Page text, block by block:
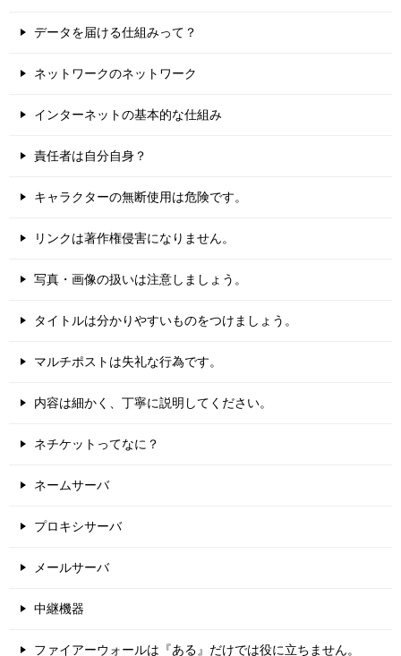
データを届ける仕組みって？
ネットワークのネットワーク
インターネットの基本的な仕組み
責任者は自分自身？
キャラクターの無断使用は危険です。
リンクは著作権侵害になりません。
写真・画像の扱いは注意しましょう。
タイトルは分かりやすいものをつけましょう。
マルチポストは失礼な行為です。
内容は細かく、丁寧に説明してください。
ネチケットってなに？
ネームサーバ
プロキシサーバ
メールサーバ
中継機器
ファイアーウォールは『ある』だけでは役に立ちません。